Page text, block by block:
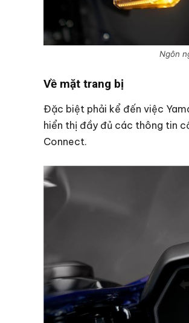
Ngôn
Về mặt trang bị
Đặc biệt phải kể đến việc
hiển thị đầy đủ các thông tin
Connect.